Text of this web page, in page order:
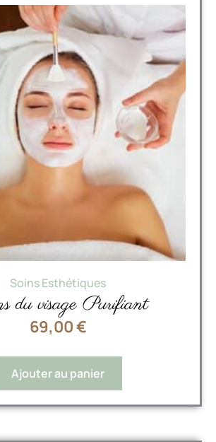
Soins Esthétiques
du visage Purifiant
69,00€
Ajouter au panier